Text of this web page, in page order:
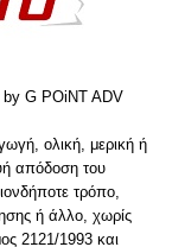
G POiNT ADV
ολική, μερική ή
απόδοση του
τρόπο,
ή άλλο, χωρίς
2121/1993 και